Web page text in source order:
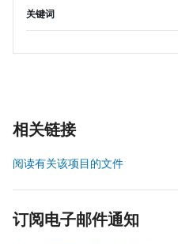
关键词
相关链接
阅读有关该项目的文件
订阅电子邮件通知